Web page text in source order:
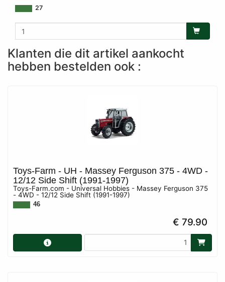
27
Klanten die dit artikel aankocht
hebben bestelden ook :
Toys-Farm - UH - Massey Ferguson 375 - 4WD -
12/12 Side Shift (1991-1997)
Toys-Farm.com - Universal Hobbies - Massey Ferguson 375
- 4WD - 12/12 Side Shift (1991-1997)
46
€ 79.90